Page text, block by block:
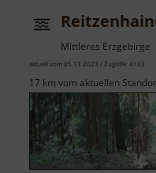
Mittleres Erzgebirge
aktuell vom 05.11.2023 / Zugriffe: 4103
17 km vom aktuellen